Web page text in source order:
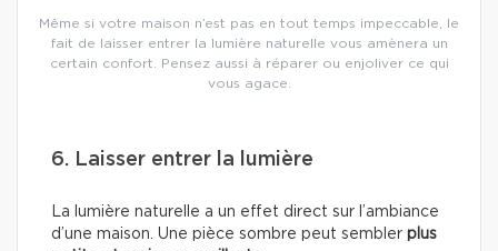
Même si votre maison n’est pas en tout temps impeccable, le
fait de laisser entrer la lumière naturelle vous amènera un
certain confort. Pensez aussi à réparer ou enjoliver ce qui
vous agace.
6. Laisser entrer la lumière
La lumière naturelle a un effet direct sur l’ambiance
d’une maison. Une pièce sombre peut sembler plus